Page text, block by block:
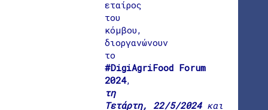
εταίρος
του
κόμβου,
διοργανώνουν
το
#DigiAgriFood Forum
2024,
τη
Τετάρτη, 22/5/2024 και